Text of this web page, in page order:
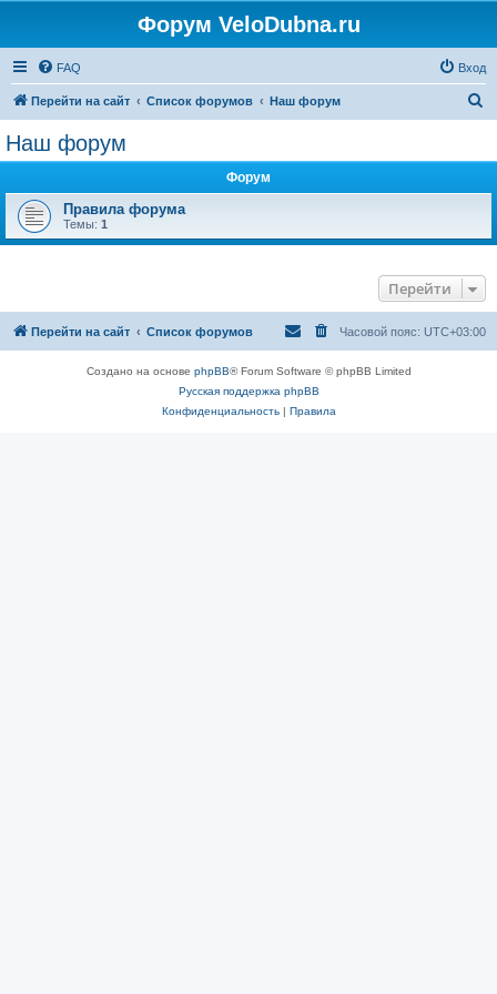
Форум VeloDubna.ru
FAQ Вход
Перейти на сайт Список форумов Наш форум
Наш форум
Форум
Правила форума
Темы: 1
Перейти
Перейти на сайт Список форумов Часовой пояс: UTC+03:00
Создано на основе phpBB® Forum Software © phpBB Limited
Русская поддержка phpBB
Конфиденциальность| Правила